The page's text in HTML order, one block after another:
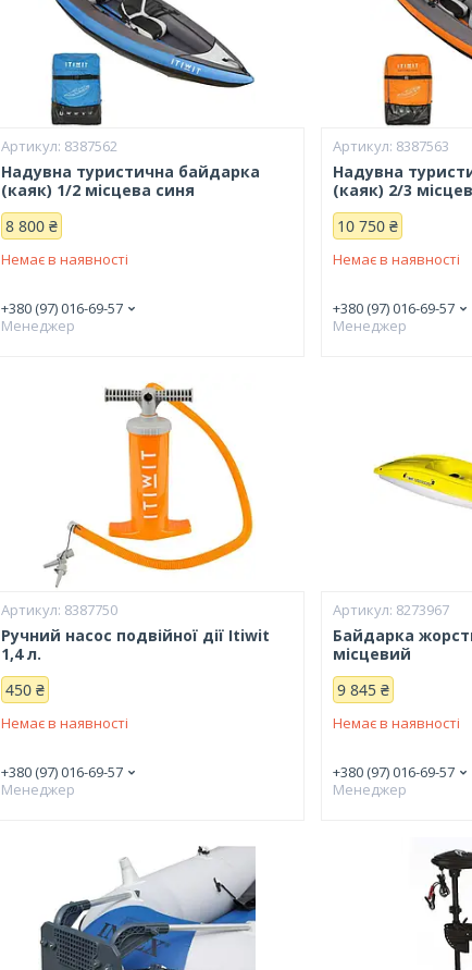
8387562
Надувна туристична байдарка
(каяк) 1/2 місцева синя
8 800 ₴
Немає в наявності
+380 (97) 016-69-57
Менеджер
8387563
Надувна
(каяк) 2/3
10 750 ₴
Немає в наявності
+380 (97) 016-69-57
Менеджер
8387750
Ручний насос подвійної дії Itiwit
1,4 л.
450 ₴
Немає в наявності
+380 (97) 016-69-57
Менеджер
8273967
Байдарка
місцевий
9 845 ₴
Немає в наявності
+380 (97) 016-69-57
Менеджер